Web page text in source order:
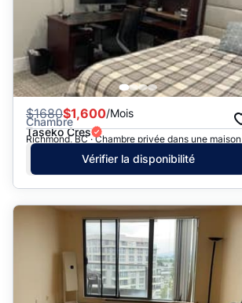
$1680$1,600/Mois
Chambre
Taseko Cres
Richmond, BC · Chambre privée dans une maison
Vérifier la disponibilité